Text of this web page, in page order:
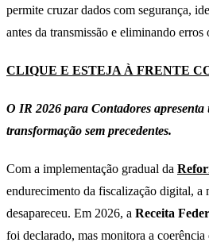
permite cruzar dados com segurança,
antes da transmissão e eliminando erros
CLIQUE E ESTEJA À FRENTE
O IR 2026 para Contadores apresenta
transformação sem precedentes.
Com a implementação gradual da
endurecimento da fiscalização digital, a
desapareceu. Em 2026, a Receita
foi declarado, mas monitora a